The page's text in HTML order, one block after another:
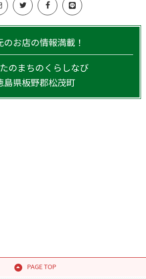
のお店の情報満載！
のまちのくらしなび
島県板野郡松茂町
PAGE TOP